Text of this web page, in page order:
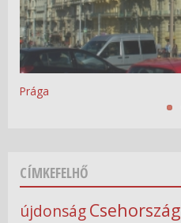
Prága
Varsó
CÍMKEFELHŐ
újdonságCsehország